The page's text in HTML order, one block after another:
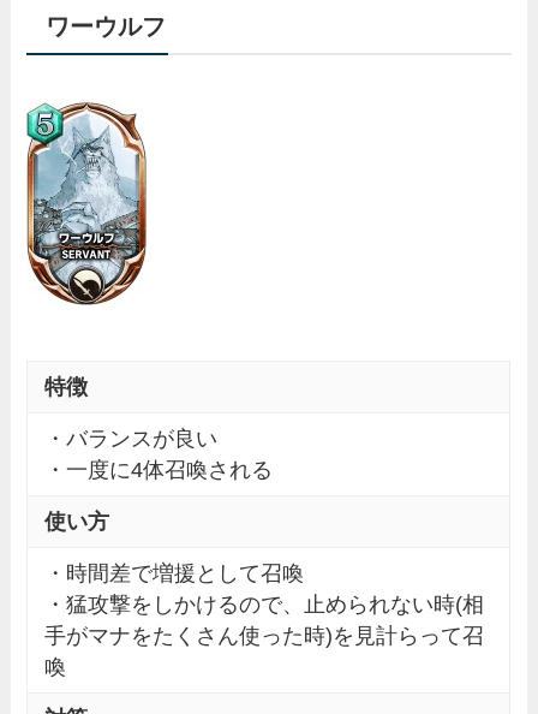
ワーウルフ
特徴
・バランスが良い
・一度に4体召喚される
使い方
・時間差で増援として召喚
・猛攻撃をしかけるので、止められない時(相
手がマナをたくさん使った時)を見計らって召
喚